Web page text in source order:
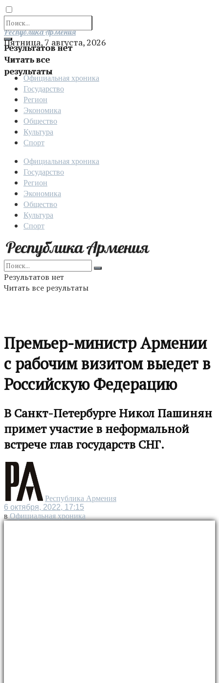
Результатов нет
Читать все
результаты
Отправить
Республика Армения
Пятница, 7 августа, 2026
Официальная хроника
Государство
Регион
Экономика
Общество
Культура
Спорт
Официальная хроника
Государство
Регион
Экономика
Общество
Культура
Спорт
Результатов нет
Читать все результаты
Премьер-министр Армении
с рабочим визитом выедет в
Российскую Федерацию
В Санкт-Петербурге Никол Пашинян
примет участие в неформальной
встрече глав государств СНГ.
Республика Армения
6 октября, 2022, 17:15
в Официальная хроника